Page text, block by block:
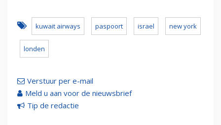
kuwait airways paspoort israel new york
londen
Verstuur per e-mail
Meld u aan voor de nieuwsbrief
Tip de redactie